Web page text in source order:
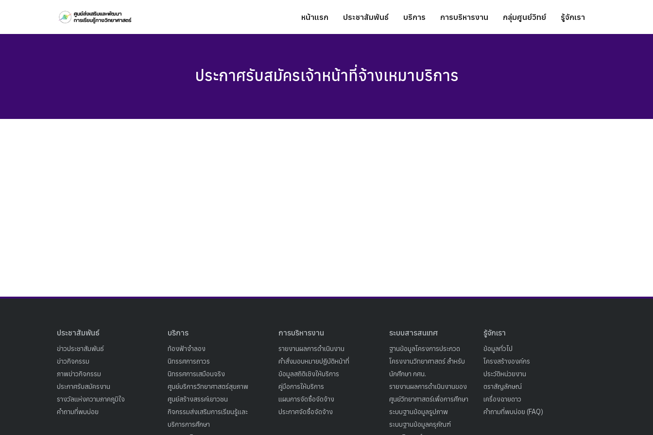
content
หน้าแรก ประชาสัมพันธ์ บริการ การบริหารงาน กลุ่มศูนย์วิทย์ รู้จักเรา
ประกาศรับสมัครเจ้าหน้าที่จ้างเหมาบริการ
ประชาสัมพันธ์
ข่าวประชาสัมพันธ์
ข่าวกิจกรรม
ภาพข่าวกิจกรรม
ประกาศรับสมัครงาน
รางวัลแห่งความภาคภูมิใจ
คำถามที่พบบ่อย
บริการ
ท้องฟ้าจำลอง
นิทรรศการถาวร
นิทรรศการเสมือนจริง
ศูนย์บริการวิทยาศาสตร์สุขภาพ
ศูนย์สร้างสรรค์เยาวชน
กิจกรรมส่งเสริมการเรียนรู้และ
บริการการศึกษา
การบริหารงาน
รายงานผลการดำเนินงาน
คำสั่งมอบหมายปฏิบัติหน้าที่
ข้อมูลสถิติเชิงให้บริการ
คู่มือการให้บริการ
แผนการจัดซื้อจัดจ้าง
ประกาศจัดซื้อจัดจ้าง
ระบบสารสนเทศ
ฐานข้อมูลโครงการประกวด
โครงงานวิทยาศาสตร์ สำหรับ
นักศึกษา กศน.
รายงานผลการดำเนินงานของ
ศูนย์วิทยาศาสตร์เพื่อการศึกษา
ระบบฐานข้อมูลรูปภาพ
ระบบฐานข้อมูลครุภัณฑ์
รู้จักเรา
ข้อมูลทั่วไป
โครงสร้างองค์กร
ประวัติหน่วยงาน
ตราสัญลักษณ์
เครื่องฉายดาว
คำถามที่พบบ่อย (FAQ)